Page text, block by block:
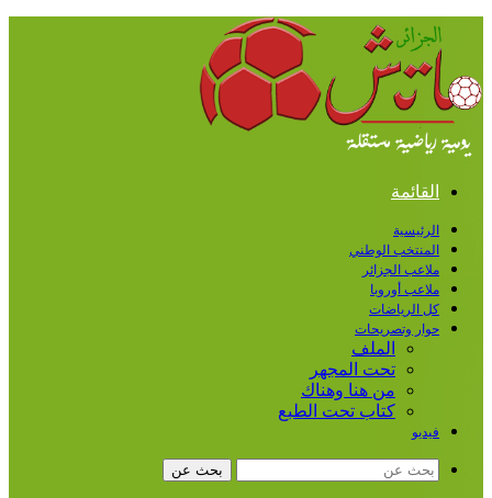
القائمة
الرئيسية
المنتخب الوطني
ملاعب الجزائر
ملاعب أوروبا
كل الرياضات
حوار وتصريحات
الملف
تحت المجهر
من هنا وهناك
كتاب تحت الطبع
فيديو
بحث عن